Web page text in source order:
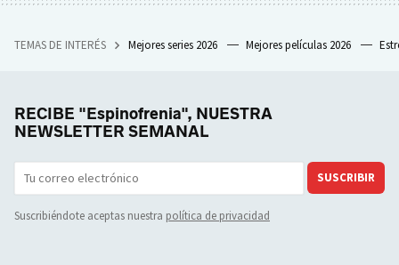
TEMAS DE INTERÉS Mejores series 2026 Mejores películas 2026
RECIBE "Espinofrenia", NUESTRA
NEWSLETTER SEMANAL
SUSCRIBIR
Suscribiéndote aceptas nuestra política de privacidad